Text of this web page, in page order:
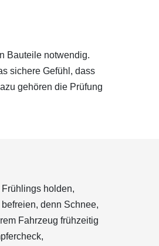
Bauteile notwendig.
sichere Gefühl, dass
gehören die Prüfung
holden,
denn Schnee,
Fahrzeug frühzeitig